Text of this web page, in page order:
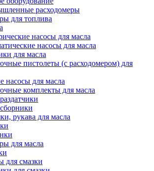
расходомеры
для топлива
насосы для масла
насосы для масла
для масла
пистолеты (с расходомером) для
насосы для масла
комплекты для масла
рукава для масла
для масла
для смазки